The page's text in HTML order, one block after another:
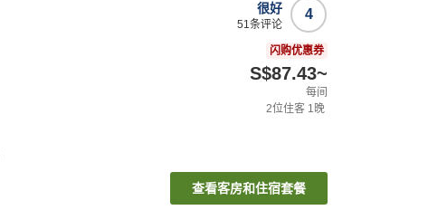
4
很好
51条评论
闪购优惠券
S$87.43~
每间
2位住客 1晚
查看客房和住宿套餐